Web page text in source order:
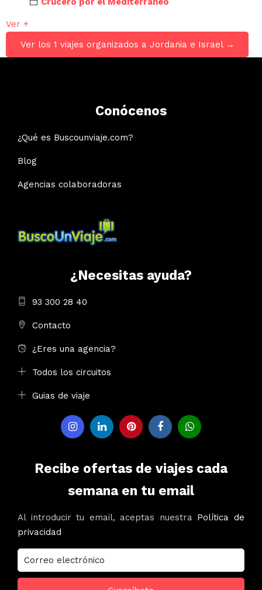
Ver +
Ver los 1 viajes organizados a Jordania e Israel →
Conócenos
¿Qué es Buscounviaje.com?
Blog
Agencias colaboradoras
¿Necesitas ayuda?
93 300 28 40
Contacto
¿Eres una agencia?
Todos los circuitos
Guias de viaje
Recibe ofertas de viajes cada
semana en tu email
Al introducir tu email, aceptas nuestra Política de
privacidad